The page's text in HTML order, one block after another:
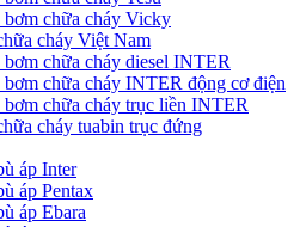
chữa cháy Vicky
cháy Việt Nam
chữa cháy diesel INTER
chữa cháy INTER động cơ điện
chữa cháy trục liền INTER
cháy tuabin trục đứng
áp Inter
áp Pentax
áp Ebara